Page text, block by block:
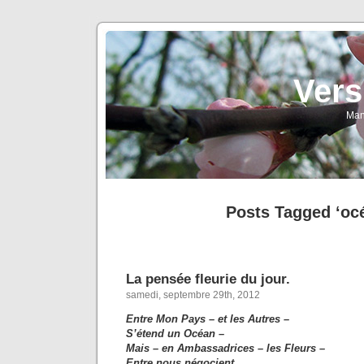
Posts Tagged
La pensée fleurie du jour.
samedi, septembre 29th, 2012
Entre Mon Pays – et les Autres –
S’étend un Océan –
Mais – en Ambassadrices – les Fleurs –